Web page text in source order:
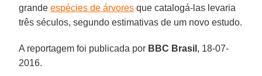
grande espécies de árvores que catalogá-las levaria
três séculos, segundo estimativas de um novo estudo.
A reportagem foi publicada por BBC Brasil , 18-07-
2016.